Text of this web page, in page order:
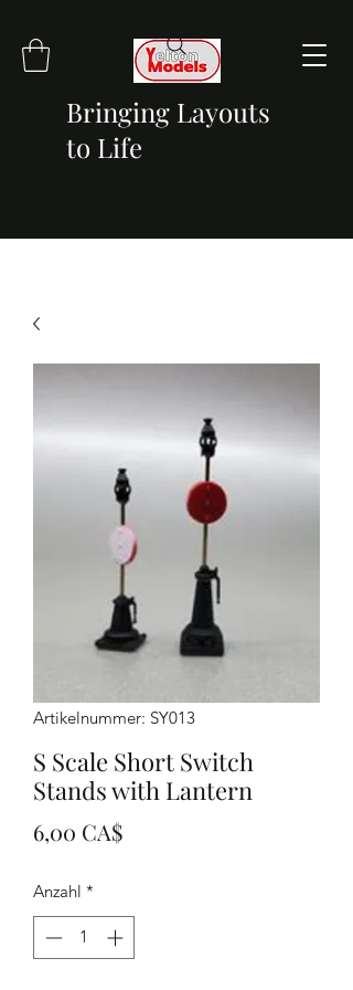
Bringing Layouts
to Life
Artikelnummer: SY013
S Scale Short Switch
Stands with Lantern
6,00 CA$Preis
Anzahl *